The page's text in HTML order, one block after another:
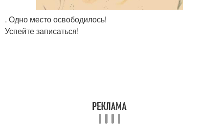
. Одно место освободилось!
Успейте записаться!